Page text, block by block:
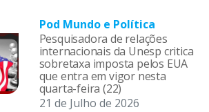
Pod Mundo e Política
Pesquisadora de relações
internacionais da Unesp critica
sobretaxa imposta pelos EUA
que entra em vigor nesta
quarta-feira (22)
21 de Julho de 2026